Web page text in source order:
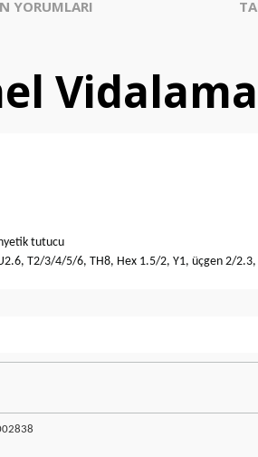
YORUMLARI
tutucu
T2/3/4/5/6, TH8, Hex 1.5/2, Y1, üçgen 2/